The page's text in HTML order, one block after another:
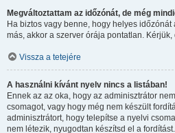
Megváltoztattam az időzónát, de még
Ha biztos vagy benne, hogy helyes
más, akkor a szerver órája pontatlan.
Vissza a tetejére
A használni kívánt nyelv nincs a listában!
Ennek az az oka, hogy az adminisztrátor
csomagot, vagy hogy még nem készült
adminisztrátort, hogy telepítse a nyelvi
nem létezik, nyugodtan készítsd el a